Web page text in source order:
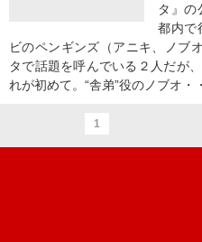
タ』の
都内で
ビのペンギンズ（アニキ、ノブ
タで話題を呼んでいる２人だが
れが初めて。“舎弟”役のノブオ・
1